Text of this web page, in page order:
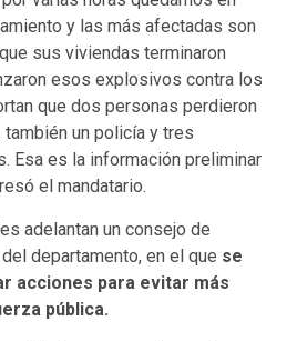
y las más afectadas son
sus viviendas terminaron
esos explosivos contra los
que dos personas perdieron
también un policía y tres
Esa es la información preliminar
el mandatario.
adelantan un consejo de
departamento, en el que se
acciones para evitar más
pública.